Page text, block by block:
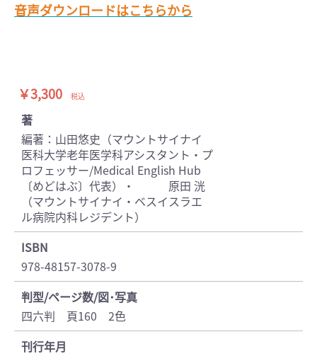
音声ダウンロードはこちらから
￥3,300 税込
著
編著：山田悠史（マウントサイナイ
医科大学老年医学科アシスタント・プ
ロフェッサー/Medical English Hub
〔めどはぶ〕代表）・ 原田 洸
（マウントサイナイ・ベスイスラエ
ル病院内科レジデント）
ISBN
978-48157-3078-9
判型/ページ数/図･写真
四六判 頁160 2色
刊行年月